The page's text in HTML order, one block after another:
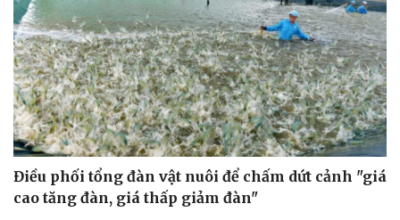
Điều phối tổng đàn vật nuôi để chấm dứt cảnh "giá
cao tăng đàn, giá thấp giảm đàn"